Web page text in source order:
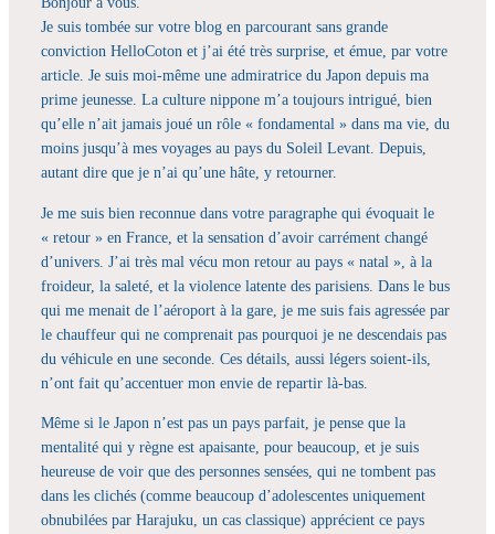
Je suis tombée sur votre blog en parcourant sans grande
conviction HelloCoton et j’ai été très surprise, et émue, par votre
article. Je suis moi-même une admiratrice du Japon depuis ma
prime jeunesse. La culture nippone m’a toujours intrigué, bien
qu’elle n’ait jamais joué un rôle « fondamental » dans ma vie, du
moins jusqu’à mes voyages au pays du Soleil Levant. Depuis,
autant dire que je n’ai qu’une hâte, y retourner.
Je me suis bien reconnue dans votre paragraphe qui évoquait le
« retour » en France, et la sensation d’avoir carrément changé
d’univers. J’ai très mal vécu mon retour au pays « natal », à la
froideur, la saleté, et la violence latente des parisiens. Dans le bus
qui me menait de l’aéroport à la gare, je me suis fais agressée par
le chauffeur qui ne comprenait pas pourquoi je ne descendais pas
du véhicule en une seconde. Ces détails, aussi légers soient-ils,
n’ont fait qu’accentuer mon envie de repartir là-bas.
Même si le Japon n’est pas un pays parfait, je pense que la
mentalité qui y règne est apaisante, pour beaucoup, et je suis
heureuse de voir que des personnes sensées, qui ne tombent pas
dans les clichés (comme beaucoup d’adolescentes uniquement
obnubilées par Harajuku, un cas classique) apprécient ce pays